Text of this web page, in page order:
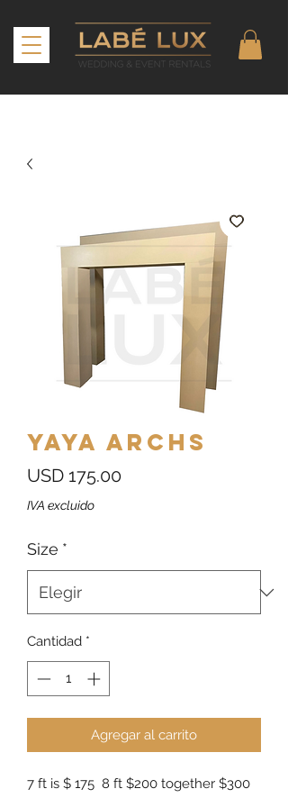
Yaya Archs
USD 175.00Precio
IVA excluido
Size *
Cantidad *
Agregar al carrito
7 ft is $ 175 8 ft $200 together $300